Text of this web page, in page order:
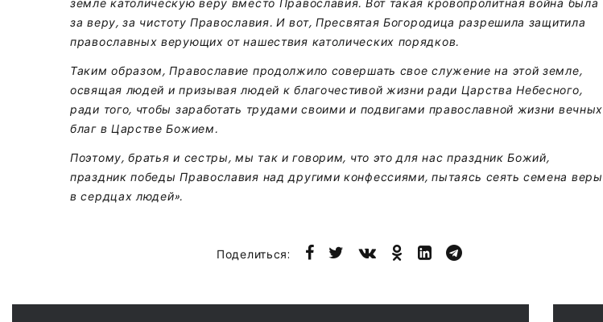
земле католическую веру вместо Православия. Вот такая кровопролитная война была
за веру, за чистоту Православия. И вот, Пресвятая Богородица разрешила защитила
православных верующих от нашествия католических порядков.
Таким образом, Православие продолжило совершать свое служение на этой земле,
освящая людей и призывая людей к благочестивой жизни ради Царства Небесного,
ради того, чтобы заработать трудами своими и подвигами православной жизни вечных
благ в Царстве Божием.
Поэтому, братья и сестры, мы так и говорим, что это для нас праздник Божий,
праздник победы Православия над другими конфессиями, пытаясь сеять семена веры
в сердцах людей».
Поделиться: